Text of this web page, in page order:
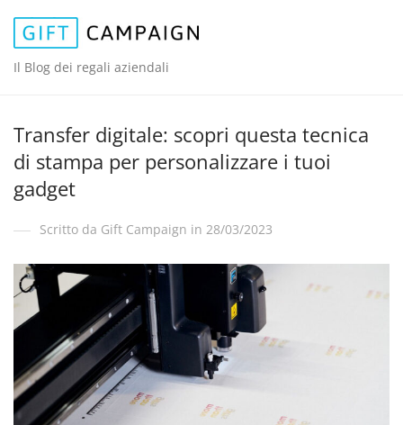
Il Blog dei regali aziendali
Transfer digitale: scopri questa tecnica
di stampa per personalizzare i tuoi
gadget
Scritto da Gift Campaign in 28/03/2023